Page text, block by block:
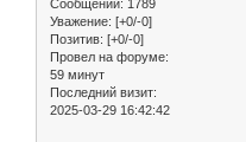
Сообщений: 1789
Уважение: [+0/-0]
Позитив: [+0/-0]
Провел на форуме:
59 минут
Последний визит:
2025-03-29 16:42:42